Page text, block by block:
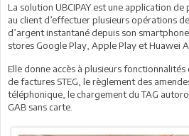
La solution UBCIPAY est une application
au client d’effectuer plusieurs opérations
d’argent instantané depuis son
stores Google Play, Apple Play et Huawei
Elle donne accès à plusieurs
de factures STEG, le règlement des
téléphonique, le chargement du TAG
GAB sans carte.